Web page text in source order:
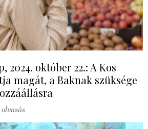
2024. október 22.: A Kos
magát, a Baknak szüksége
olvasás